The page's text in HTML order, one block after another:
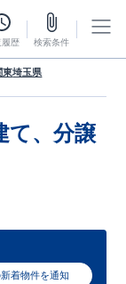
履歴 検索条件
東埼玉県
て、分譲
着物件を通知